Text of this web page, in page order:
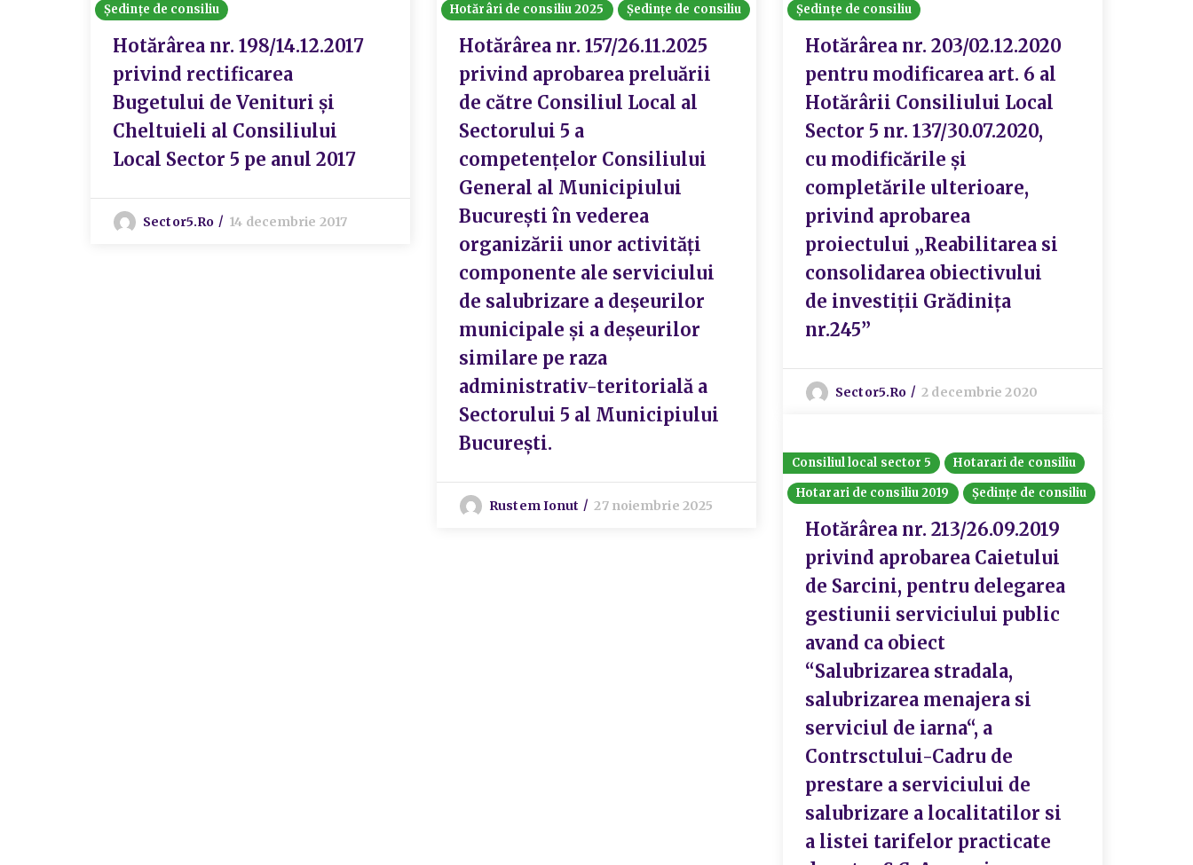
Ședințe de consiliu
Hotărârea nr. 198/14.12.2017
privind rectificarea
Bugetului de Venituri și
Cheltuieli al Consiliului
Local Sector 5 pe anul 2017
Sector5.ro 14 decembrie 2017
Hotărâri de consiliu 2025
Ședințe de consiliu
Hotărârea nr. 157/26.11.2025
privind aprobarea preluării
de către Consiliul Local al
Sectorului 5 a
competențelor Consiliului
General al Municipiului
București în vederea
organizării unor activități
componente ale serviciului
de salubrizare a deșeurilor
municipale și a deșeurilor
similare pe raza
administrativ-teritorială a
Sectorului 5 al Municipiului
București.
Rustem Ionut 27 noiembrie 2025
Ședințe de consiliu
Hotărârea nr. 203/02.12.2020
pentru modificarea art. 6 al
Hotărârii Consiliului Local
Sector 5 nr. 137/30.07.2020,
cu modificările și
completările ulterioare,
privind aprobarea
proiectului „Reabilitarea si
consolidarea obiectivului
de investiții Grădinița
nr.245”
Sector5.ro 2 decembrie 2020
Consiliul local sector 5
Hotarari de consiliu
Hotarari de consiliu 2019
Ședințe de consiliu
Hotărârea nr. 213/26.09.2019
privind aprobarea Caietului
de Sarcini, pentru delegarea
gestiunii serviciului public
avand ca obiect
“Salubrizarea stradala,
salubrizarea menajera si
serviciul de iarna“, a
Contrsctului-Cadru de
prestare a serviciului de
salubrizare a localitatilor si
a listei tarifelor practicate